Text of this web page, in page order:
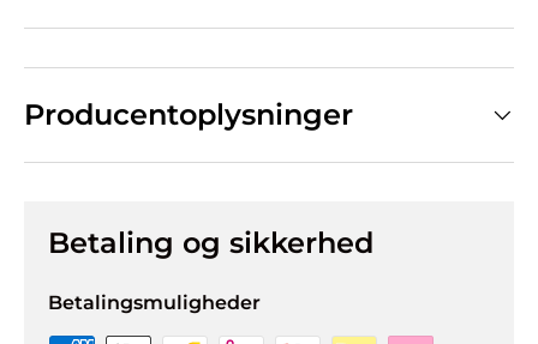
Producentoplysninger
Betaling og sikkerhed
Betalingsmuligheder